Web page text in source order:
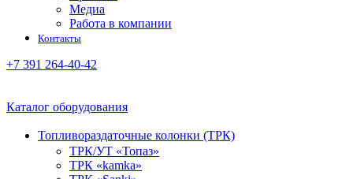
Медиа
Работа в компании
Контакты
+7 391 264-40-42
Каталог оборудования
Топливораздаточные колонки (ТРК)
ТРК/УТ «Топаз»
ТРК «kamka»